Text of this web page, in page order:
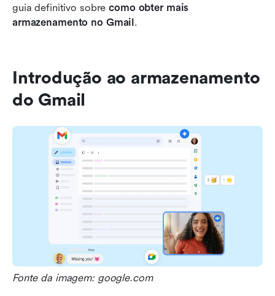
guia definitivo sobre como obter mais
armazenamento no Gmail.
Introdução ao armazenamento
do Gmail
Fonte da imagem: google.com